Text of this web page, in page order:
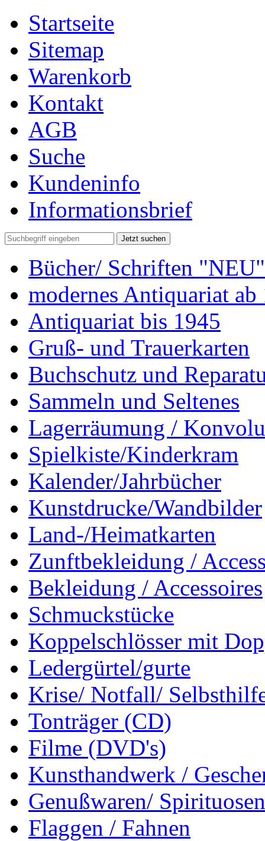
Startseite
Sitemap
Warenkorb
Kontakt
AGB
Suche
Kundeninfo
Informationsbrief
Jetzt suchen
Bücher/ Schriften "NEU"
modernes Antiquariat ab
Antiquariat bis 1945
Gruß- und Trauerkarten
Buchschutz und
Sammeln und Seltenes
Lagerräumung /
Spielkiste/Kinderkram
Kalender/Jahrbücher
Kunstdrucke/Wandbilder
Land-/Heimatkarten
Zunftbekleidung /
Bekleidung / Accessoires
Schmuckstücke
Koppelschlösser mit
Ledergürtel/gurte
Krise/ Notfall/
Tonträger (CD)
Filme (DVD's)
Kunsthandwerk /
Genußwaren/ Spirituosen
Flaggen / Fahnen